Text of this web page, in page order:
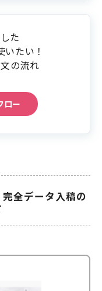
た
たい！
の流れ
ロー
全データ入稿の